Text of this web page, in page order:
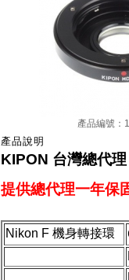
產品編號：
產品說明
KIPON 台灣總代
提供總代理一年保
Nikon F 機身轉接環